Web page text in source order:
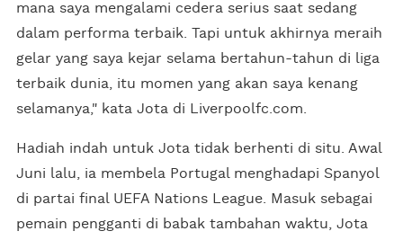
mana saya mengalami cedera serius saat sedang
dalam performa terbaik. Tapi untuk akhirnya meraih
gelar yang saya kejar selama bertahun-tahun di liga
terbaik dunia, itu momen yang akan saya kenang
selamanya," kata Jota di Liverpoolfc.com.
Hadiah indah untuk Jota tidak berhenti di situ. Awal
Juni lalu, ia membela Portugal menghadapi Spanyol
di partai final UEFA Nations League. Masuk sebagai
pemain pengganti di babak tambahan waktu, Jota